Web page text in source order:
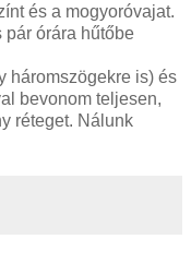
és a mogyoróvajat.
pár órára hűtőbe
háromszögekre is) és
bevonom teljesen,
réteget. Nálunk